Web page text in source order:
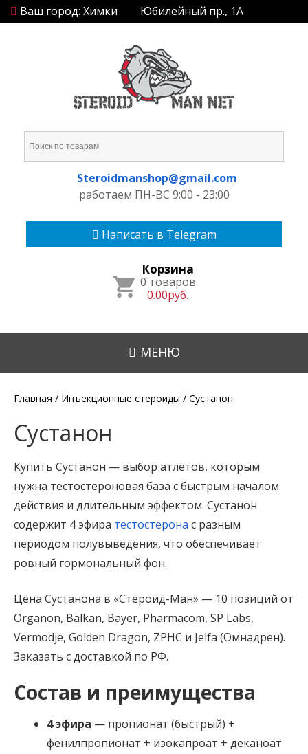
Ваш город: Химки Юбилейный пр., 1А
Steroidmanshop@gmail.com
работаем ПН-ВС 9:00 - 23:00
Написать в Telegram
Корзина
0 товаров
0.00руб.
МЕНЮ
Главная / Инъекционные стероиды / Сустанон
Сустанон
Купить Сустанон — выбор атлетов, которым
нужна тестостероновая база с быстрым началом
действия и длительным эффектом. Сустанон
содержит 4 эфира тестостерона с разным
периодом полувыведения, что обеспечивает
ровный гормональный фон.
Цена Сустанона в «Стероид-Ман» — 10 позиций от
Organon, Balkan, Bayer, Pharmacom, SP Labs,
Vermodje, Golden Dragon, ZPHC и Jelfa (Омнадрен).
Заказать с доставкой по РФ.
Состав и преимущества
4 эфира — пропионат (быстрый) +
фенилпропионат + изокапроат + деканоат